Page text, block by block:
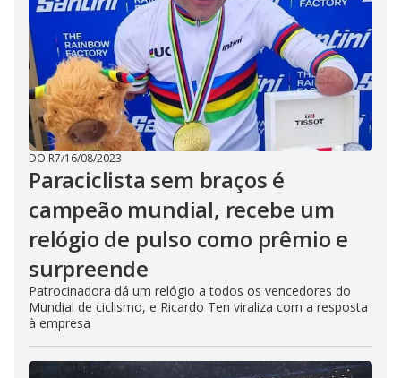
DO R7/16/08/2023
Paraciclista sem braços é
campeão mundial, recebe um
relógio de pulso como prêmio e
surpreende
Patrocinadora dá um relógio a todos os vencedores do
Mundial de ciclismo, e Ricardo Ten viraliza com a resposta
à empresa